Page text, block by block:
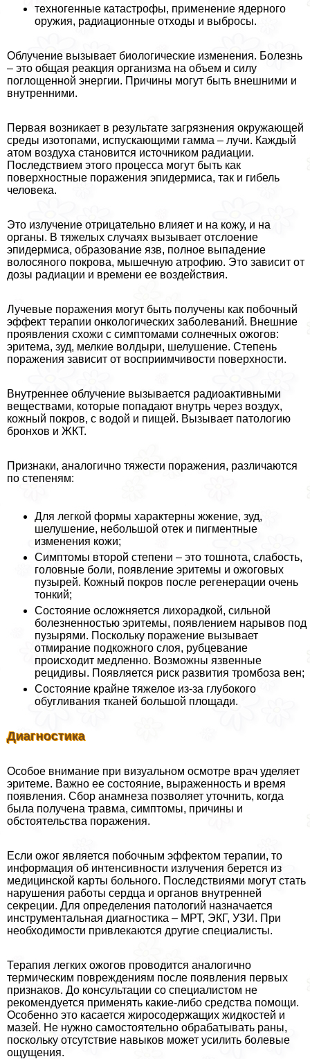
техногенные катастрофы, применение ядерного
оружия, радиационные отходы и выбросы.
Облучение вызывает биологические изменения. Болезнь
– это общая реакция организма на объем и силу
поглощенной энергии. Причины могут быть внешними и
внутренними.
Первая возникает в результате загрязнения окружающей
среды изотопами, испускающими гамма – лучи. Каждый
атом воздуха становится источником радиации.
Последствием этого процесса могут быть как
поверхностные поражения эпидермиса, так и гибель
человека.
Это излучение отрицательно влияет и на кожу, и на
органы. В тяжелых случаях вызывает отслоение
эпидермиса, образование язв, полное выпадение
волосяного покрова, мышечную атрофию. Это зависит от
дозы радиации и времени ее воздействия.
Лучевые поражения могут быть получены как побочный
эффект терапии oнкoлoгических заболеваний. Внешние
проявления схожи с симптомами солнечных ожогов:
эритема, зуд, мелкие волдыри, шелушение. Степень
поражения зависит от восприимчивости поверхности.
Внутреннее облучение вызывается радиоактивными
веществами, которые попадают внутрь через воздух,
кожный покров, с водой и пищей. Вызывает патологию
бронхов и ЖКТ.
Признаки, аналогично тяжести поражения, различаются
по степеням:
Для легкой формы хаpaктерны жжение, зуд,
шелушение, небольшой отек и пигментные
изменения кожи;
Симптомы второй степени – это тошнота, слабость,
головные боли, появление эритемы и ожоговых
пузырей. Кожный покров после регенерации очень
тонкий;
Состояние осложняется лихорадкой, сильной
болезненностью эритемы, появлением нарывов под
пузырями. Поскольку поражение вызывает
отмирание подкожного слоя, рубцевание
происходит медленно. Возможны язвенные
рецидивы. Появляется риск развития тромбоза вен;
Состояние крайне тяжелое из-за глубокого
обугливания тканей большой площади.
Диагностика
Особое внимание при визуальном осмотре врач уделяет
эритеме. Важно ее состояние, выраженность и время
появления. Сбор анамнеза позволяет уточнить, когда
была получена травма, симптомы, причины и
обстоятельства поражения.
Если ожог является побочным эффектом терапии, то
информация об интенсивности излучения берется из
медицинской карты больного. Последствиями могут стать
нарушения работы сердца и органов внутренней
секреции. Для определения патологий назначается
инструментальная диагностика – МРТ, ЭКГ, УЗИ. При
необходимости привлекаются другие специалисты.
Терапия легких ожогов проводится аналогично
термическим повреждениям после появления первых
признаков. До консультации со специалистом не
рекомендуется применять какие-либо средства помощи.
Особенно это касается жиросодержащих жидкостей и
мазей. Не нужно самостоятельно обpaбатывать раны,
поскольку отсутствие навыков может усилить болевые
ощущения.